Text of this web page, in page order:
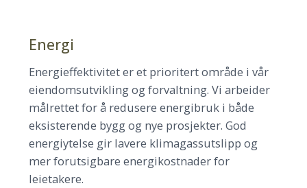
Energi
Energieffektivitet er et prioritert område i vår
eiendomsutvikling og forvaltning. Vi arbeider
målrettet for å redusere energibruk i både
eksisterende bygg og nye prosjekter. God
energiytelse gir lavere klimagassutslipp og
mer forutsigbare energikostnader for
leietakere.